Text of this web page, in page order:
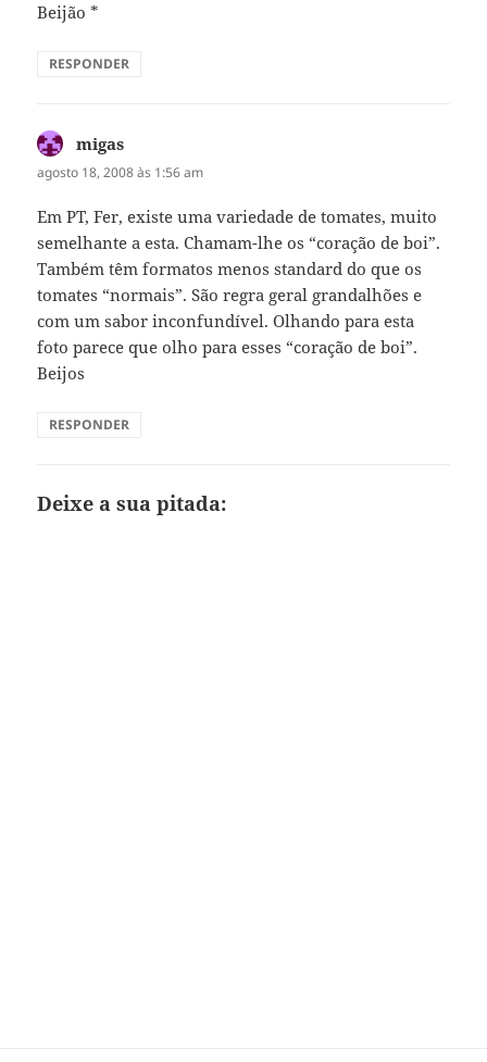
Beijão *
RESPONDER
migas
agosto 18, 2008 às 1:56 am
Em PT, Fer, existe uma variedade de tomates, muito
semelhante a esta. Chamam-lhe os “coração de boi”.
Também têm formatos menos standard do que os
tomates “normais”. São regra geral grandalhões e
com um sabor inconfundível. Olhando para esta
foto parece que olho para esses “coração de boi”.
Beijos
RESPONDER
Deixe a sua pitada: